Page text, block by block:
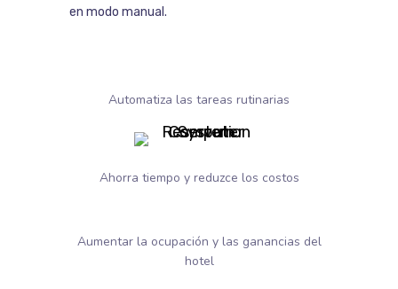
en modo manual.
Automatiza las tareas rutinarias
Ahorra tiempo y reduzce los costos
Aumentar la ocupación y las ganancias del
hotel